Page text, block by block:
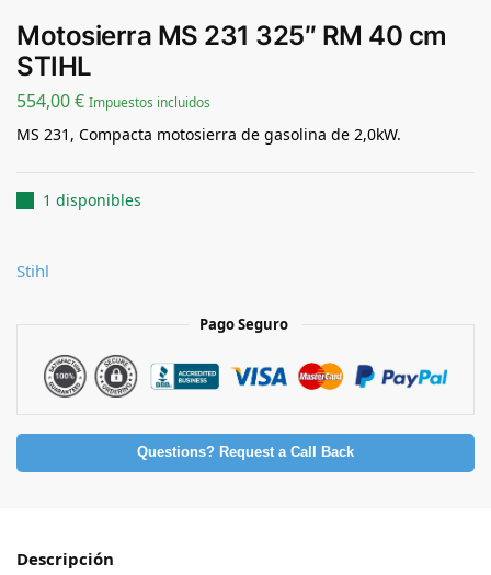
Motosierra MS 231 325″ RM 40 cm
STIHL
554,00€ Impuestos incluidos
MS 231, Compacta motosierra de gasolina de 2,0kW.
1 disponibles
Stihl
Pago Seguro
Questions? Request a Call Back
Descripción